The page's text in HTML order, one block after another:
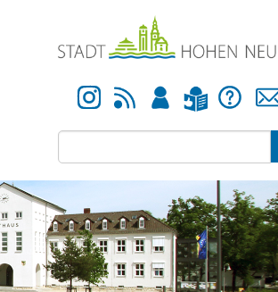
Instagram Newsfeed Anmelden Leichte Sprache Hilfe Kontakt